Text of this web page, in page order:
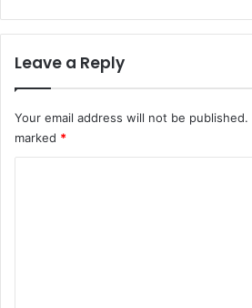
Leave a Reply
Your email address will not be published.
marked *